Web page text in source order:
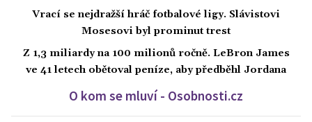
Vrací se nejdražší hráč fotbalové ligy. Slávistovi
Mosesovi byl prominut trest
Z 1,3 miliardy na 100 milionů ročně. LeBron James
ve 41 letech obětoval peníze, aby předběhl Jordana
O kom se mluví - Osobnosti.cz